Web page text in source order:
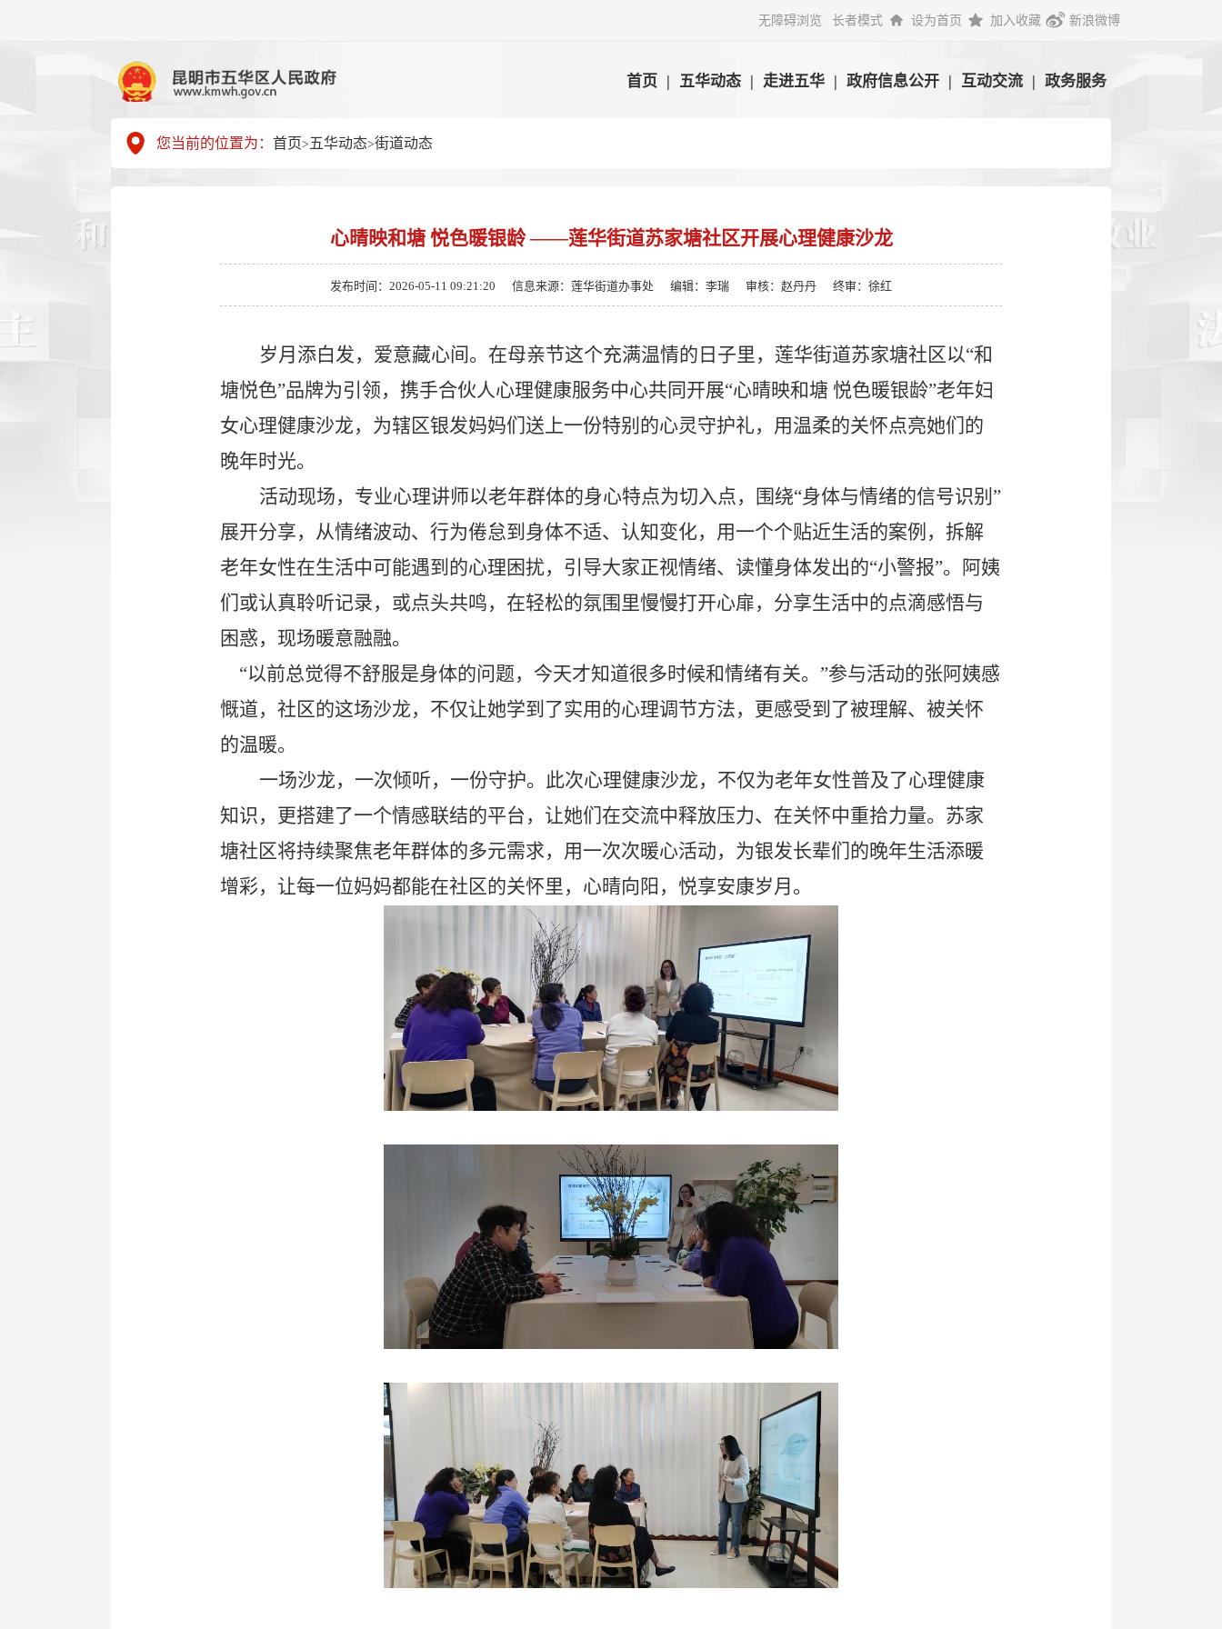
无障碍浏览 长者模式 设为首页 加入收藏 新浪微博
首页 | 五华动态 | 走进五华 | 政府信息公开 | 互动交流 | 政务服务
您当前的位置为： 首页> 五华动态>街道动态
心晴映和塘 悦色暖银龄 ——莲华街道苏家塘社区开展心理健康沙龙
发布时间：2026-05-11 09:21:20 信息来源：莲华街道办事处 编辑：李瑞 审核：赵丹丹 终审：徐红
岁月添白发，爱意藏心间。在母亲节这个充满温情的日子里，莲华街道苏家塘社区以“和
塘悦色”品牌为引领，携手合伙人心理健康服务中心共同开展“心晴映和塘 悦色暖银龄”老年妇
女心理健康沙龙，为辖区银发妈妈们送上一份特别的心灵守护礼，用温柔的关怀点亮她们的
晚年时光。
活动现场，专业心理讲师以老年群体的身心特点为切入点，围绕“身体与情绪的信号识别”
展开分享，从情绪波动、行为倦怠到身体不适、认知变化，用一个个贴近生活的案例，拆解
老年女性在生活中可能遇到的心理困扰，引导大家正视情绪、读懂身体发出的“小警报”。阿姨
们或认真聆听记录，或点头共鸣，在轻松的氛围里慢慢打开心扉，分享生活中的点滴感悟与
困惑，现场暖意融融。
“以前总觉得不舒服是身体的问题，今天才知道很多时候和情绪有关。”参与活动的张阿姨感
慨道，社区的这场沙龙，不仅让她学到了实用的心理调节方法，更感受到了被理解、被关怀
的温暖。
一场沙龙，一次倾听，一份守护。此次心理健康沙龙，不仅为老年女性普及了心理健康
知识，更搭建了一个情感联结的平台，让她们在交流中释放压力、在关怀中重拾力量。苏家
塘社区将持续聚焦老年群体的多元需求，用一次次暖心活动，为银发长辈们的晚年生活添暖
增彩，让每一位妈妈都能在社区的关怀里，心晴向阳，悦享安康岁月。